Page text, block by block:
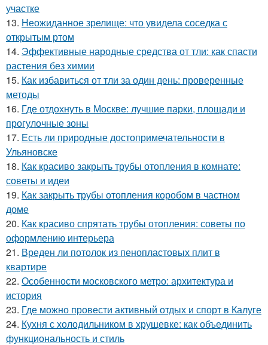
участке
13. Неожиданное зрелище: что увидела соседка с
открытым ртом
14. Эффективные народные средства от тли: как спасти
растения без химии
15. Как избавиться от тли за один день: проверенные
методы
16. Где отдохнуть в Москве: лучшие парки, площади и
прогулочные зоны
17. Есть ли природные достопримечательности в
Ульяновске
18. Как красиво закрыть трубы отопления в комнате:
советы и идеи
19. Как закрыть трубы отопления коробом в частном
доме
20. Как красиво спрятать трубы отопления: советы по
оформлению интерьера
21. Вреден ли потолок из пенопластовых плит в
квартире
22. Особенности московского метро: архитектура и
история
23. Где можно провести активный отдых и спорт в Калуге
24. Кухня с холодильником в хрущевке: как объединить
функциональность и стиль